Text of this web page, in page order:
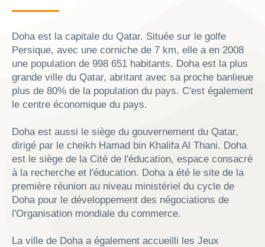
Doha est la capitale du Qatar. Située sur le golfe
Persique, avec une corniche de 7 km, elle a en 2008
une population de 998 651 habitants. Doha est la plus
grande ville du Qatar, abritant avec sa proche banlieue
plus de 80% de la population du pays. C'est également
le centre économique du pays.
Doha est aussi le siège du gouvernement du Qatar,
dirigé par le cheikh Hamad bin Khalifa Al Thani. Doha
est le siège de la Cité de l'éducation, espace consacré
à la recherche et l'éducation. Doha a été le site de la
première réunion au niveau ministériel du cycle de
Doha pour le développement des négociations de
l'Organisation mondiale du commerce.
La ville de Doha a également accueilli les Jeux